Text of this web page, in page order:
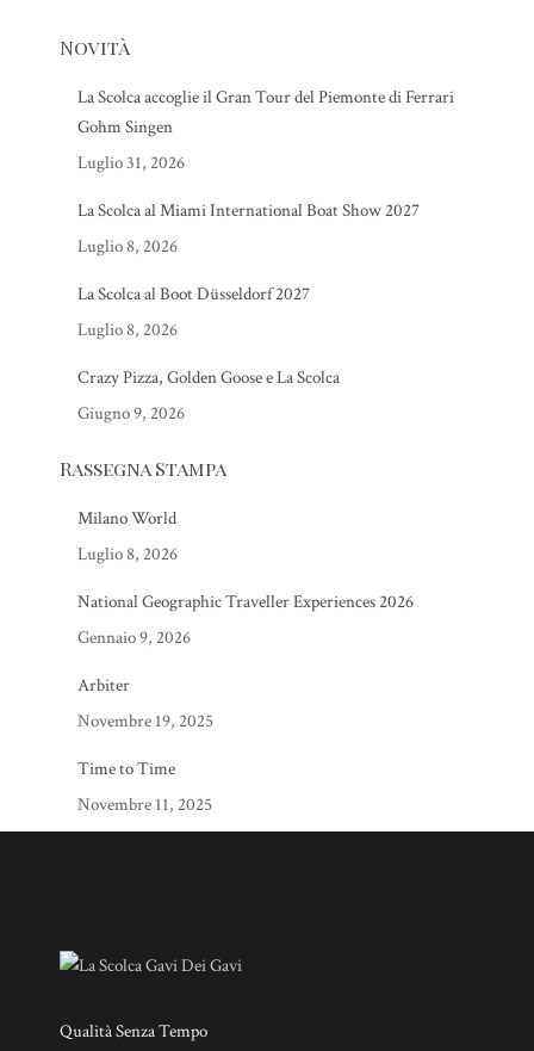
Novità
La Scolca accoglie il Gran Tour del Piemonte di Ferrari
Gohm Singen
Luglio 31, 2026
La Scolca al Miami International Boat Show 2027
Luglio 8, 2026
La Scolca al Boot Düsseldorf 2027
Luglio 8, 2026
Crazy Pizza, Golden Goose e La Scolca
Giugno 9, 2026
Rassegna Stampa
Milano World
Luglio 8, 2026
National Geographic Traveller Experiences 2026
Gennaio 9, 2026
Arbiter
Novembre 19, 2025
Time to Time
Novembre 11, 2025
Qualità Senza Tempo